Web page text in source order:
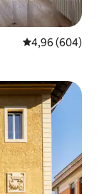
Prosječna
4,96 (604)
gosti”